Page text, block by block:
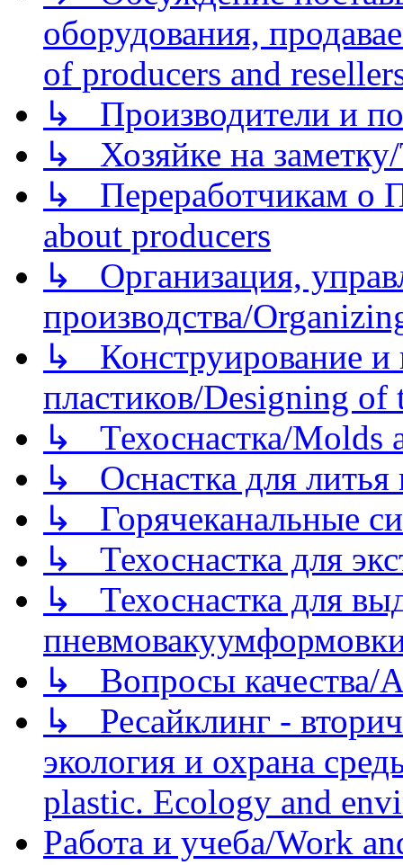
оборудования,
of producers and
↳ Производители и
↳ Хозяйке на
↳ Переработчикам о
about producers
↳ Организация,
производства/
↳ Конструирование и
пластиков/Designing of
↳ Техоснастка/Molds
↳ Оснастка для литья
↳ Горячеканальные
↳ Техоснастка для
↳ Техоснастка для
↳ Вопросы качества/
↳ Ресайклинг -
экология и охрана
plastic. Ecology and
Работа и учеба/Work